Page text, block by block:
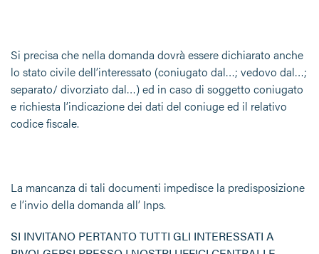
Si precisa che nella domanda dovrà essere dichiarato anche
lo stato civile dell’interessato (coniugato dal…; vedovo dal…;
separato/ divorziato dal…) ed in caso di soggetto coniugato
e richiesta l’indicazione dei dati del coniuge ed il relativo
codice fiscale.
La mancanza di tali documenti impedisce la predisposizione
e l’invio della domanda all’ Inps.
SI INVITANO PERTANTO TUTTI GLI INTERESSATI A